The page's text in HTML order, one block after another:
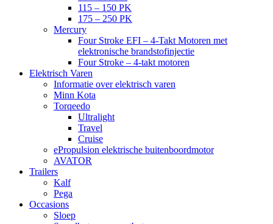
115 – 150 PK
175 – 250 PK
Mercury
Four Stroke EFI – 4-Takt Motoren met
elektronische brandstofinjectie
Four Stroke – 4-takt motoren
Elektrisch Varen
Informatie over elektrisch varen
Minn Kota
Torqeedo
Ultralight
Travel
Cruise
ePropulsion elektrische buitenboordmotor
AVATOR
Trailers
Kalf
Pega
Occasions
Sloep